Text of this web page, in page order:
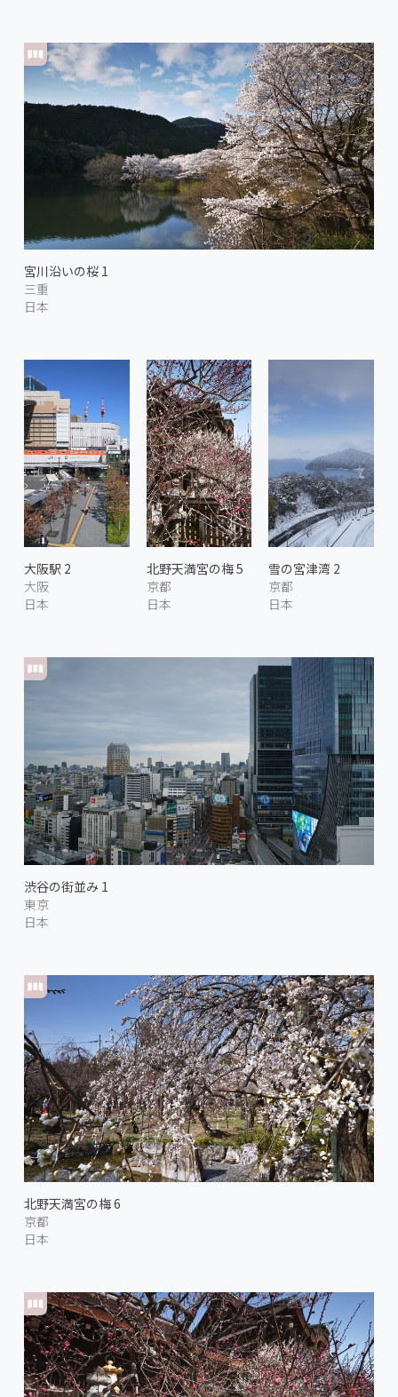
宮川沿いの桜 1
三重
日本
大阪駅 2
大阪
日本
渋谷の街並み 1
東京
日本
北野天満宮の梅 6
京都
日本
北野天満宮の梅 5
京都
日本
雪の宮津湾 2
京都
日本